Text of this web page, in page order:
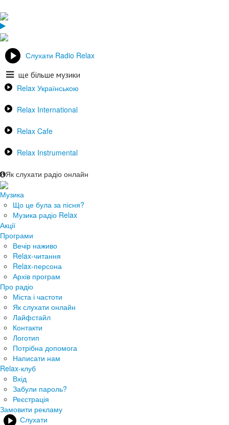
Слухати Radio Relax
ще більше музики
Relax Українською
Relax International
Relax Cafe
Relax Instrumental
Як слухати радіо онлайн
Музика
Що це була за пісня?
Музика радіо Relax
Акції
Програми
Вечір наживо
Relax-читання
Relax-персона
Архів програм
Про радіо
Міста і частоти
Як слухати онлайн
Лайфстайл
Контакти
Логотип
Потрібна допомога
Написати нам
Relax-клуб
Вхід
Забули пароль?
Реєстрація
Замовити рекламу
Слухати